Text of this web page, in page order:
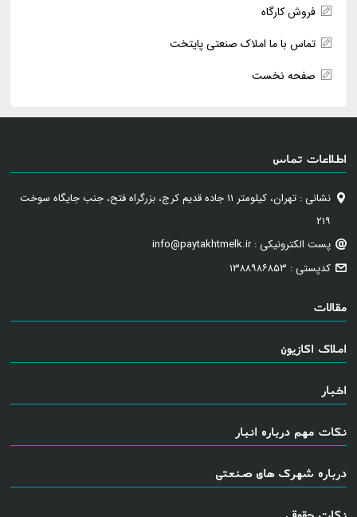
فروش کارگاه
تماس با ما املاک صنعتی پایتخت
صفحه نخست
اطلاعات تماس
نشانی : تهران، کیلومتر ۱۱ جاده قدیم کرج، بزرگراه فتح، جنب جایگاه سوخت
۲۱۹
پست الکترونیکی : info@paytakhtmelk.ir
کدپستی : ۱۳۸۸۹۸۶۸۵۳
مقالات
املاک اکازیون
اخبار
نکات مهم درباره انبار
درباره شهرک های صنعتی